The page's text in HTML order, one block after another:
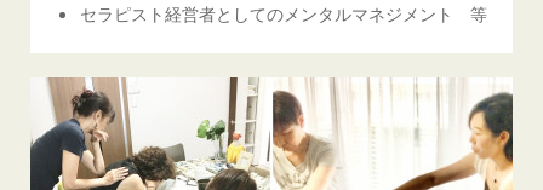
セラピスト経営者としてのメンタルマネジメント 等